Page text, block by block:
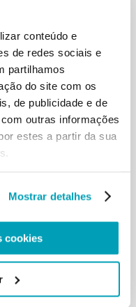
conteúdo e
de redes sociais e
partilhamos
do site com os
de publicidade e de
outras informações
estes a partir da sua
Mostrar detalhes
cookies
recomenda o
comprometer-
e a ternura de Deus
fermento numa
não consegue
experimentar a
irmãos e
em busca de um
Encorajo-vos a
enriquecer pelas
nós somos
distintivo do
Jesus Cristo, Filho